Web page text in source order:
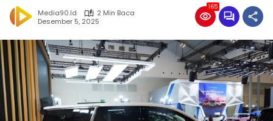
Media90.id
2 Min Baca
Desember 5, 2025
165